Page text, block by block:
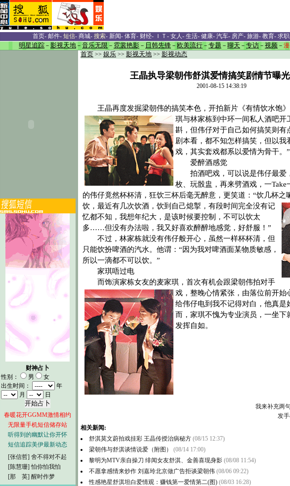
首页- 邮件- 短信- 商城- 搜索- 新闻- 体育- 财经- ＩＴ - 女人- 生活- 健康- 汽车- 房产- 旅游- 教育- 求职
明星追踪 － 影视天地 － 音乐无限 － 霓裳艳影 － 日韩先锋 － 欧美流行 － 专题 － 聊天 － 专访 － 视频 －
财神占卜
性别：
男
女
出生时间：
年
月
日
春暖花开GGMM激情相约
无限量手机短信储存站
听得到的幽默让你开怀
短信追踪美伊最新动态
[张信哲] 舍不得对不起
[陈慧珊] 怕你怕我怕
[那 英] 醒时作梦
首页 >> 娱乐 >> 影视天地 >> 影视动态
王晶执导梁朝伟舒淇爱情搞笑剧情节曝光
2001-08-15 14:38:19
王晶再度发掘梁朝伟的搞笑本色，开拍新片《有情饮水饱
琪与林家栋到中环一间私人酒吧开
斟，但伟仔对于自己如何搞笑则有
剧本看，都不知怎样搞笑，但以我
戏，其实套戏都系以爱情为骨干。”
爱醉酒感觉
拍酒吧戏，可以说是伟仔最爱
枚、玩骰盅，再来劈酒戏，一
的伟仔竟然杯杯清，狂饮三杯后毫无醉意，更笑道：“饮几杯之
饮，最近有几次饮酒，饮到自己熄掣，有段时间完全没有记
忆都不知，我想年纪大，是该时候要控制，不可以饮太
多……但没有办法啦，我又好喜欢醉醉地感觉，好舒服！”
不过，林家栋就没有伟仔般开心，虽然一样杯杯清，但
只能饮扮啤酒的汽水。他谓：“因为我对啤酒面某物质敏感，
所以一滴都不可以饮。”
家琪唔过电
而饰演家栋女友的麦家琪，首次有机会跟梁朝伟拍对手
戏，整晚心情紧张，由落位前开始
给伟仔电到我不记得对白，他真是
而，家琪不愧为专业演员，一坐下
发挥自如。
我来补充两句
发
相关新闻:
舒淇莫文蔚拍戏挂彩 王晶传授治病秘方 (08/15 12:37)
梁朝伟与舒淇谈情说爱（附图） (08/14 17:00)
黎明为MTV亲自操刀 绯闻女友舒淇、金善喜现身影 (08/08 11:54)
不愿拿感情来炒作 刘嘉玲北京做广告拒谈梁朝伟 (08/06 09:22)
性感艳星舒淇坦白爱情观：赚钱第一爱情第二(图) (08/03 16:28)